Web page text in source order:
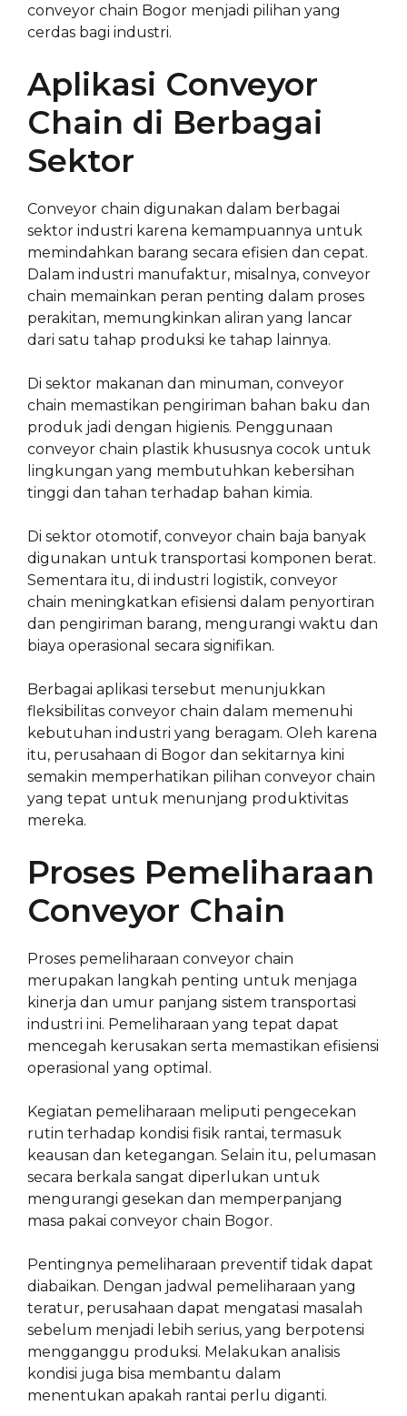
conveyor chain Bogor menjadi pilihan yang
cerdas bagi industri.
Aplikasi Conveyor
Chain di Berbagai
Sektor
Conveyor chain digunakan dalam berbagai
sektor industri karena kemampuannya untuk
memindahkan barang secara efisien dan cepat.
Dalam industri manufaktur, misalnya, conveyor
chain memainkan peran penting dalam proses
perakitan, memungkinkan aliran yang lancar
dari satu tahap produksi ke tahap lainnya.
Di sektor makanan dan minuman, conveyor
chain memastikan pengiriman bahan baku dan
produk jadi dengan higienis. Penggunaan
conveyor chain plastik khususnya cocok untuk
lingkungan yang membutuhkan kebersihan
tinggi dan tahan terhadap bahan kimia.
Di sektor otomotif, conveyor chain baja banyak
digunakan untuk transportasi komponen berat.
Sementara itu, di industri logistik, conveyor
chain meningkatkan efisiensi dalam penyortiran
dan pengiriman barang, mengurangi waktu dan
biaya operasional secara signifikan.
Berbagai aplikasi tersebut menunjukkan
fleksibilitas conveyor chain dalam memenuhi
kebutuhan industri yang beragam. Oleh karena
itu, perusahaan di Bogor dan sekitarnya kini
semakin memperhatikan pilihan conveyor chain
yang tepat untuk menunjang produktivitas
mereka.
Proses Pemeliharaan
Conveyor Chain
Proses pemeliharaan conveyor chain
merupakan langkah penting untuk menjaga
kinerja dan umur panjang sistem transportasi
industri ini. Pemeliharaan yang tepat dapat
mencegah kerusakan serta memastikan efisiensi
operasional yang optimal.
Kegiatan pemeliharaan meliputi pengecekan
rutin terhadap kondisi fisik rantai, termasuk
keausan dan ketegangan. Selain itu, pelumasan
secara berkala sangat diperlukan untuk
mengurangi gesekan dan memperpanjang
masa pakai conveyor chain Bogor.
Pentingnya pemeliharaan preventif tidak dapat
diabaikan. Dengan jadwal pemeliharaan yang
teratur, perusahaan dapat mengatasi masalah
sebelum menjadi lebih serius, yang berpotensi
mengganggu produksi. Melakukan analisis
kondisi juga bisa membantu dalam
menentukan apakah rantai perlu diganti.